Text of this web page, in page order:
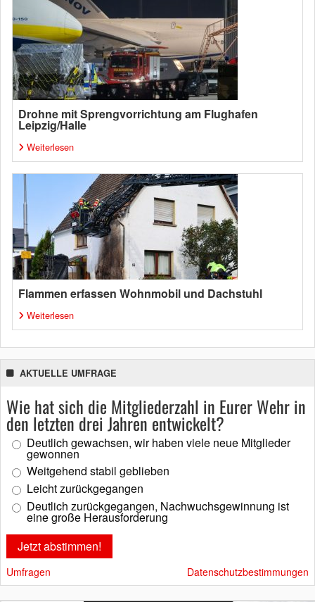
Drohne mit Sprengvorrichtung am Flughafen
Leipzig/Halle
Weiterlesen
Flammen erfassen Wohnmobil und Dachstuhl
Weiterlesen
AKTUELLE UMFRAGE
Wie hat sich die Mitgliederzahl in Eurer Wehr in
den letzten drei Jahren entwickelt?
Deutlich gewachsen, wir haben viele neue Mitglieder
gewonnen
Weitgehend stabil geblieben
Leicht zurückgegangen
Deutlich zurückgegangen, Nachwuchsgewinnung ist
eine große Herausforderung
Umfragen Datenschutzbestimmungen